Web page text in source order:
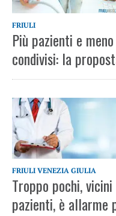
FRIULI
Più pazienti e
condivisi: la
FRIULI VENEZIA GIULIA
Troppo pochi,
pazienti, è allarme